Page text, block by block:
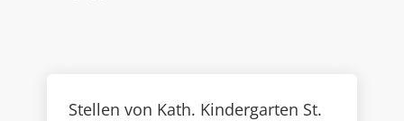
Stellen von Kath. Kindergarten St.